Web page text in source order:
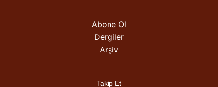
Abone Ol
Dergiler
Arşiv
Takip Et